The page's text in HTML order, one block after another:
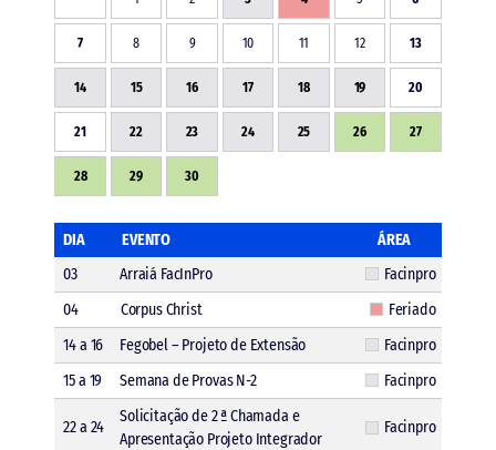
7 8 9 10 11 12 13
14 15 16 17 18 19 20
21 22 23 24 25 26 27
28 29 30
DIA EVENTO
ÁREA
03
Arraiá FacInPro
Facinpro
04
Corpus Christ
Feriado
14 a 16
Fegobel – Projeto de Extensão
Facinpro
15 a 19
Semana de Provas N-2 Facinpro
22 a 24
Solicitação de 2 ª Chamada e
Apresentação Projeto Integrador
Facinpro